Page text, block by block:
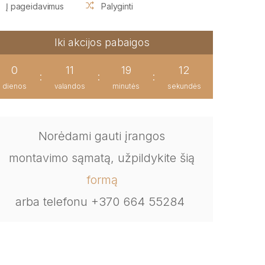
Į pageidavimus Palyginti
Iki akcijos pabaigos
0
dienos
:
11
valandos
:
19
minutės
:
12
sekundės
Norėdami gauti įrangos
montavimo sąmatą, užpildykite šią
formą
arba telefonu +370 664 55284